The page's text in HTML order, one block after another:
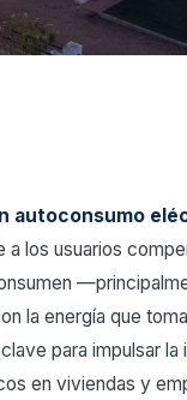
autoconsumo
a los usuarios
la energía que
para impulsar la
en viviendas y